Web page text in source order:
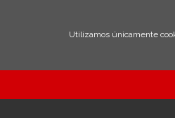
Utilizamos únicamente